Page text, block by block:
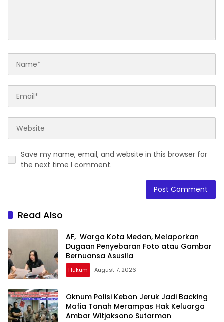
Save my name, email, and website in this browser for
the next time I comment.
Read Also
AF, Warga Kota Medan, Melaporkan
Dugaan Penyebaran Foto atau Gambar
Bernuansa Asusila
Hukum August 7, 2026
Oknum Polisi Kebon Jeruk Jadi Backing
Mafia Tanah Merampas Hak Keluarga
Ambar Witjaksono Sutarman